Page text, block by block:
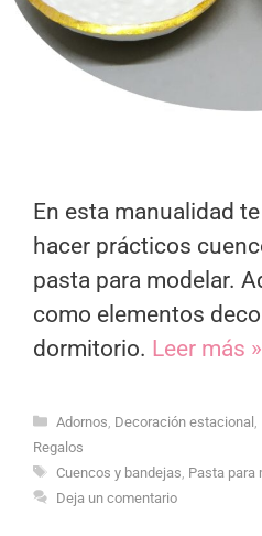
En esta manualidad
hacer prácticos
pasta para modelar.
como elementos
dormitorio. Leer más »
Categorías
Adornos Decoración estacional
Regalos
Etiquetas
Cuencos y bandejas Pasta para
Deja un comentario